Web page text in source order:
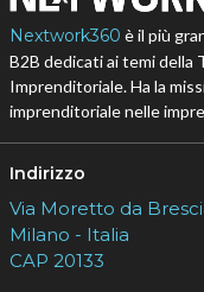
Nextwork360 è il più
B2B dedicati ai temi della
Imprenditoriale. Ha la
imprenditoriale nelle
Indirizzo
Via Moretto da
Milano - Italia
CAP 20133